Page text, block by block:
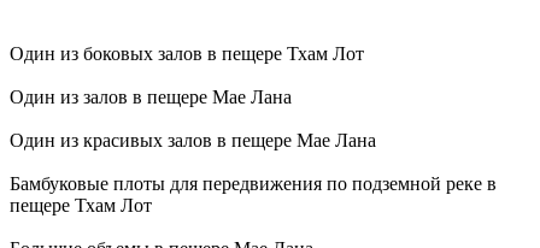
Один из боковых залов в пещере Тхам Лот
Один из залов в пещере Мае Лана
Один из красивых залов в пещере Мае Лана
Бамбуковые плоты для передвижения по подземной реке в
пещере Тхам Лот